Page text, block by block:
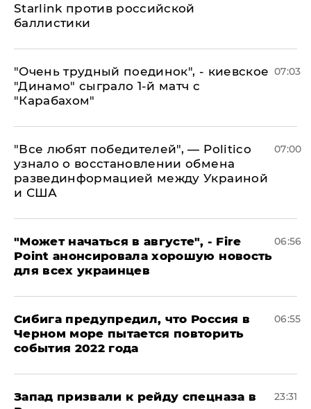
Starlink против российской
баллистики
"Очень трудный поединок", - киевское
"Динамо" сыграло 1-й матч с
"Карабахом"
07:03
​"Все любят победителей", — Politico
узнало о восстановлении обмена
развединформацией между Украиной
и США
07:00
"Может начаться в августе", - Fire
Point анонсировала хорошую новость
для всех украинцев
06:56
Сибига предупредил, что Россия в
Черном море пытается повторить
события 2022 года
06:55
Запад призвали к рейду спецназа в
23:31